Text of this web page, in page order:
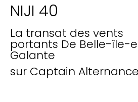
NIJI 40
La transat des vents
portants De Belle-île-
Galante
sur Captain Alternance